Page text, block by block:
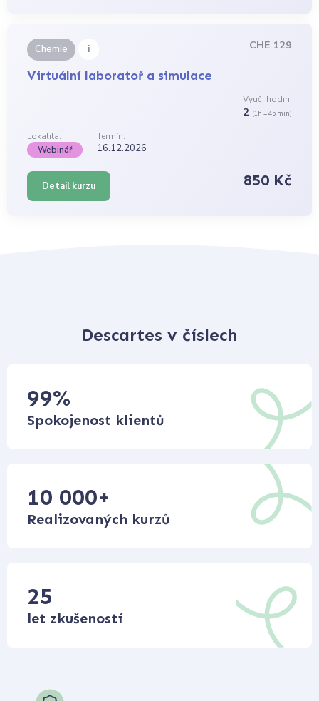
Chemie i CHE 129
Virtuální laboratoř a simulace
Vyuč. hodin:
2 (1h = 45 min)
Lokalita:
Termín:
Webinář
16.12.2026
Detail kurzu 850 Kč
Descartes v číslech
99%
Spokojenost klientů
10 000+
Realizovaných kurzů
25
let zkušeností